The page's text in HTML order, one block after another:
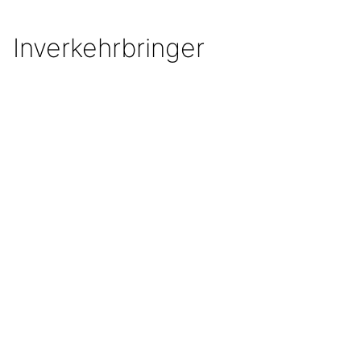
Inverkehrbringer